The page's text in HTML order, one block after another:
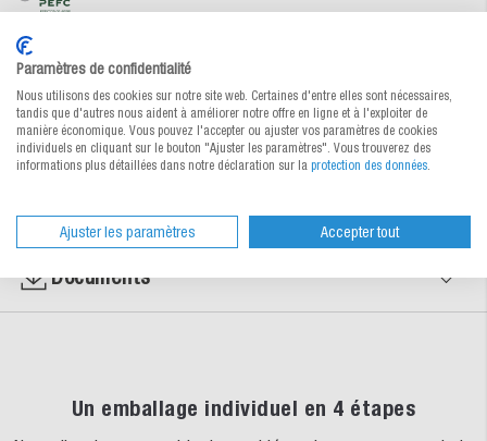
Vers le tableau des commandes ↑
Demander des conseils
Documents
Un emballage individuel en 4 étapes
Paramètres de confidentialité
Nous utilisons des cookies sur notre site web. Certaines d'entre elles sont nécessaires,
tandis que d'autres nous aident à améliorer notre offre en ligne et à l'exploiter de
manière économique. Vous pouvez l'accepter ou ajuster vos paramètres de cookies
individuels en cliquant sur le bouton "Ajuster les paramètres". Vous trouverez des
informations plus détaillées dans notre déclaration sur la protection des données
Ajuster les paramètres Accepter tout